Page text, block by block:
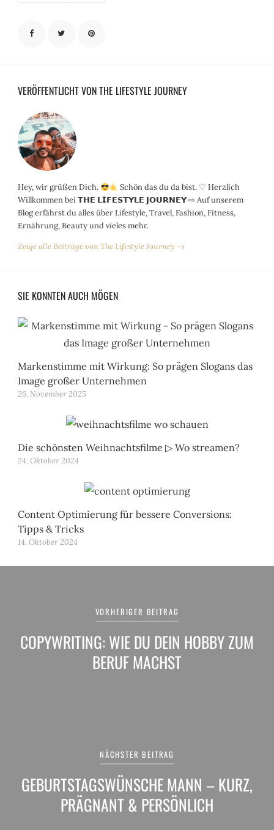
VERÖFFENTLICHT VON THE LIFESTYLE JOURNEY
Hey, wir grüßen Dich.
Schön das du da bist. ♡ Herzlich
Willkommen bei 𝗧𝗛𝗘 𝗟𝗜𝗙𝗘𝗦𝗧𝗬𝗟𝗘 𝗝𝗢𝗨𝗥𝗡𝗘𝗬 ⇨ Auf unserem
Blog erfährst du alles über Lifestyle, Travel, Fashion, Fitness,
Ernährung, Beauty und vieles mehr.
Zeige alle Beiträge von The Lifestyle Journey →
SIE KONNTEN AUCH MÖGEN
Markenstimme mit Wirkung: So prägen Slogans das
Image großer Unternehmen
26. November 2025
Die schönsten Weihnachtsfilme ▷ Wo streamen?
24. Oktober 2024
Content Optimierung für bessere Conversions:
Tipps & Tricks
14. Oktober 2024
VORHERIGER BEITRAG
COPYWRITING: WIE DU DEIN HOBBY ZUM
BERUF MACHST
NÄCHSTER BEITRAG
GEBURTSTAGSWÜNSCHE MANN – KURZ,
PRÄGNANT & PERSÖNLICH